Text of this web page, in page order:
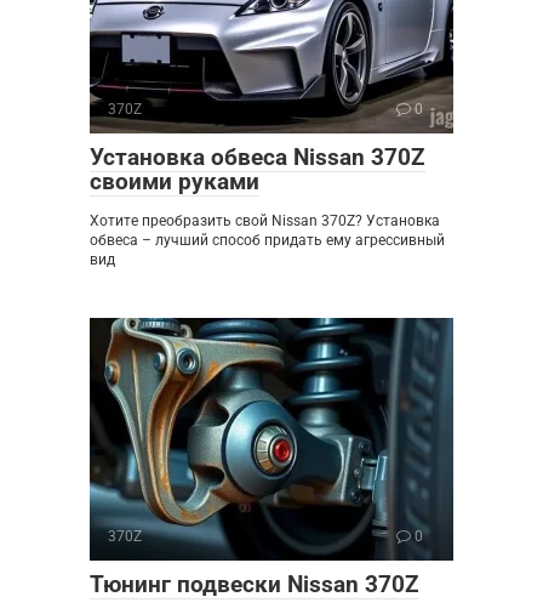
370Z 0
Установка обвеса Nissan 370Z
своими руками
Хотите преобразить свой Nissan 370Z? Установка
обвеса – лучший способ придать ему агрессивный
вид
370Z 0
Тюнинг подвески Nissan 370Z